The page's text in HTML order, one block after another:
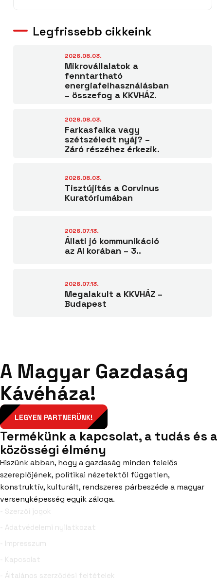
Legfrissebb cikkeink
2026.08.03.
Mikrovállalatok a
fenntartható
energiafelhasználásban
– összefog a KKVHÁZ.
2026.08.03.
Farkasfalka vagy
szétszéledt nyáj? –
Záró részéhez érkezik.
2026.08.03.
Tisztújítás a Corvinus
Kuratóriumában
2026.07.13.
Állati jó kommunikáció
az AI korában – 3..
2026.07.13.
Megalakult a KKVHÁZ –
Budapest
A Magyar Gazdaság
Kávéháza!
LEGYEN PARTNERÜNK!
Termékünk a kapcsolat, a tudás és a
közösségi élmény
Hiszünk abban, hogy a gazdaság minden felelős
szereplőjének, politikai nézetektől független,
konstruktív, kulturált, rendszeres párbeszéde a magyar
versenyképesség egyik záloga.
- Szerzői jogok
- Adatvédelemi nyilatkozat
- Impresszum
- Kapcsolat
- Általános szerződési feltételek